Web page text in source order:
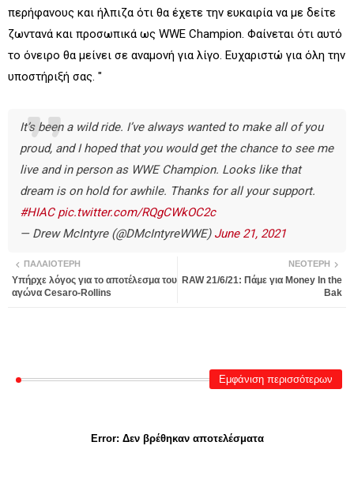
περήφανους και ήλπιζα ότι θα έχετε την ευκαιρία να με δείτε
ζωντανά και προσωπικά ως WWE Champion. Φαίνεται ότι αυτό
το όνειρο θα μείνει σε αναμονή για λίγο. Ευχαριστώ για όλη την
υποστήριξή σας. "
It’s been a wild ride. I’ve always wanted to make all of you
proud, and I hoped that you would get the chance to see me
live and in person as WWE Champion. Looks like that
dream is on hold for awhile. Thanks for all your support.
#HIAC pic.twitter.com/RQgCWkOC2c
— Drew McIntyre (@DMcIntyreWWE) June 21, 2021
ΝΕΌΤΕΡΗ
RAW 21/6/21: Πάμε για Money In the
Bak
ΠΑΛΑΙΌΤΕΡΗ
Υπήρχε λόγος για το αποτέλεσμα του
αγώνα Cesaro-Rollins
Εμφάνιση περισσότερων
Error: Δεν βρέθηκαν αποτελέσματα